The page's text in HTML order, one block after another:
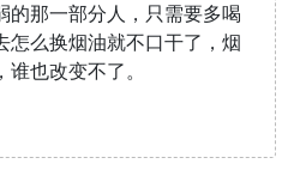
的那一部分人，只需要多喝
怎么换烟油就不口干了，烟
也改变不了。